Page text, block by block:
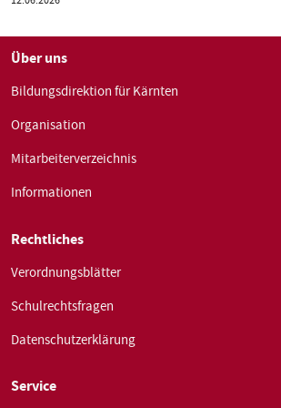
Über uns
Bildungsdirektion für Kärnten
Organisation
Mitarbeiterverzeichnis
Informationen
Rechtliches
Verordnungsblätter
Schulrechtsfragen
Datenschutzerklärung
Service